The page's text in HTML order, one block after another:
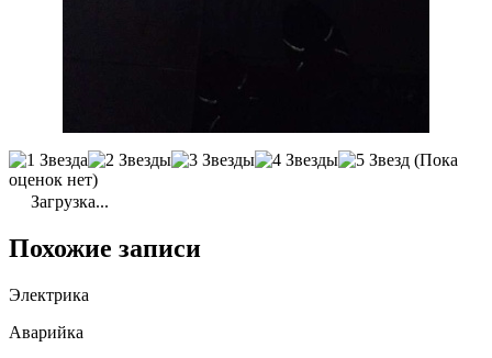
(Пока
оценок нет)
Загрузка...
Похожие записи
Электрика
Аварийка